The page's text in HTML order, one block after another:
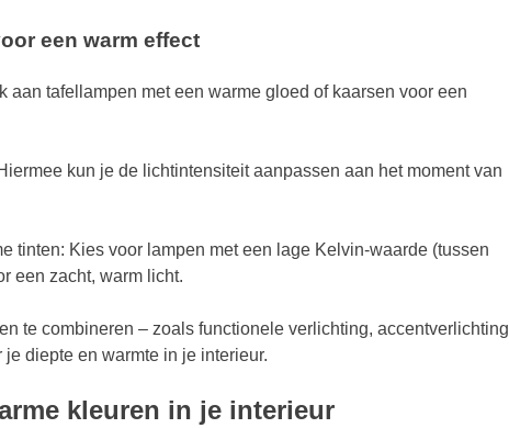
een warm effect
aan tafellampen met een warme gloed of kaarsen voor een
kun je de lichtintensiteit aanpassen aan het moment van
tinten: Kies voor lampen met een lage Kelvin-waarde (tussen
een zacht, warm licht.
te combineren – zoals functionele verlichting, accentverlichting
diepte en warmte in je interieur.
kleuren in je interieur